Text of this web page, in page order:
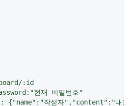
:id
현재 비밀번호"
{"name":"작성자","content":"내용